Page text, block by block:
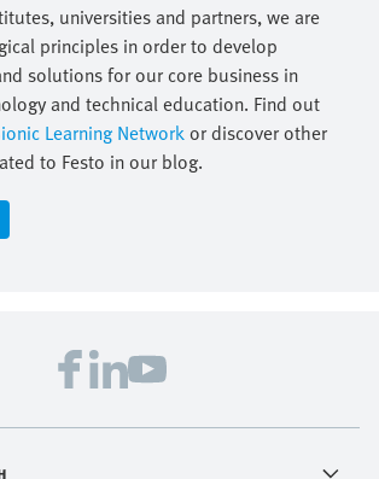
universities and partners, we are
principles in order to develop
solutions for our core business in
and technical education. Find out
Learning Networkor discover other
to Festo in our blog.